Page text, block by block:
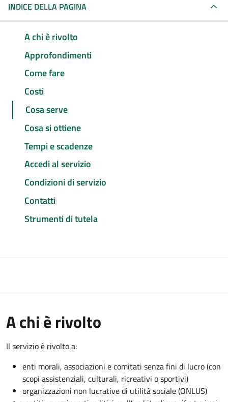
INDICE DELLA PAGINA
A chi è rivolto
Approfondimenti
Come fare
Costi
Cosa serve
Cosa si ottiene
Tempi e scadenze
Accedi al servizio
Condizioni di servizio
Contatti
Strumenti di tutela
A chi è rivolto
Il servizio è rivolto a:
enti morali, associazioni e comitati senza fini di lucro (con
scopi assistenziali, culturali, ricreativi o sportivi)
organizzazioni non lucrative di utilità sociale (ONLUS)